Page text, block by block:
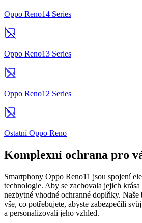
Oppo Reno14 Series
Oppo Reno13 Series
Oppo Reno12 Series
Ostatní Oppo Reno
Komplexní ochrana pro
Smartphony Oppo Reno11 jsou spojení
technologie. Aby se zachovala jejich
nezbytné vhodné ochranné doplňky. Naše
vše, co potřebujete, abyste zabezpečili
a personalizovali jeho vzhled.